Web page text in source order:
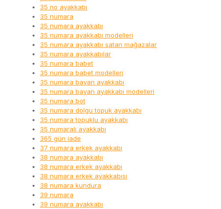
35 no ayakkabı
35 numara
35 numara ayakkabı
35 numara ayakkabı modelleri
35 numara ayakkabı satan mağazalar
35 numara ayakkabılar
35 numara babet
35 numara babet modelleri
35 numara bayan ayakkabı
35 numara bayan ayakkabı modelleri
35 numara bot
35 numara dolgu topuk ayakkabı
35 numara topuklu ayakkabı
35 numaralı ayakkabı
365 gün iade
37 numara erkek ayakkabı
38 numara ayakkabı
38 numara erkek ayakkabı
38 numara erkek ayakkabısı
38 numara kundura
39 numara
39 numara ayakkabı